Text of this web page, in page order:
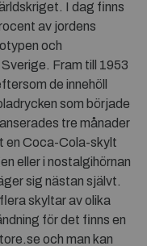
I dag finns
av jordens
och
Fram till 1953
de innehöll
som började
tre månader
en Coca-Cola-skylt
eller i nostalgihörnan
sig nästan självt.
skyltar av olika
för det finns en
och man kan